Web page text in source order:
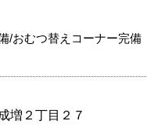
/おむつ替えコーナー完備
増２丁目２７